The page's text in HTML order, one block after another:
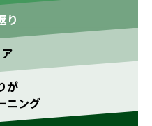
り
が
ニング